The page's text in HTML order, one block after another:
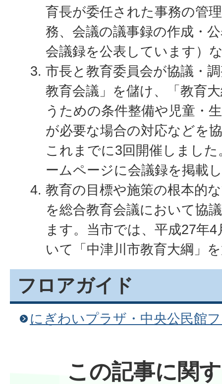
育長が委任された事務の管
務、会議の議事録の作成・
会議録を公表しています）
市長と教育委員会が協議・
教育会議」を儲け、「教育
うための条件整備や児童・
が必要な場合の対応などを
これまでに3回開催しまし
ームページに会議録を掲載
教育の目標や施策の根本的
を総合教育会議において協
ます。当市では、平成27年
いて「中津川市教育大綱」
フロアガイド
にぎわいプラザ・中央公民館
この記事に関